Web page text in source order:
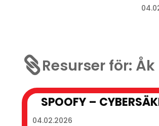
Resurser för:
SPOOFY –
04.02.2026